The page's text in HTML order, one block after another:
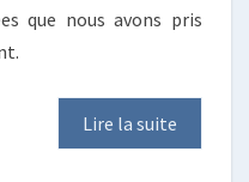
que nous avons pris
Lire la suite